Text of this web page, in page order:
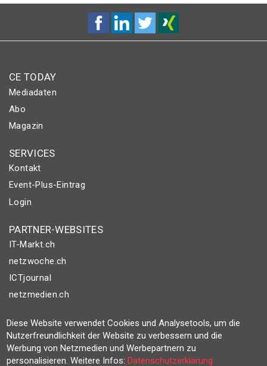
CE TODAY
Mediadaten
Abo
Magazin
SERVICES
Kontakt
Event-Plus-Eintrag
Login
PARTNER-WEBSITES
IT-Markt.ch
netzwoche.ch
ICTjournal
netzmedien.ch
© NETZMEDIEN AG 2026
Impressum
AGB
Diese Website verwendet Cookies und Analysetools, um die
Nutzerfreundlichkeit der Website zu verbessern und die
Werbung von Netzmedien und Werbepartnern zu
personalisieren. Weitere Infos:Datenschutzerklärung